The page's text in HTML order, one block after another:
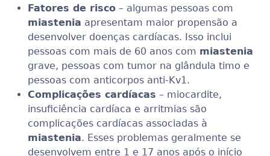
Fatores de risco – algumas pessoas com
miastenia apresentam maior propensão a
desenvolver doenças cardíacas. Isso inclui
pessoas com mais de 60 anos com miastenia
grave, pessoas com tumor na glândula timo e
pessoas com anticorpos anti-Kv1.
Complicações cardíacas – miocardite,
insuficiência cardíaca e arritmias são
complicações cardíacas associadas à
miastenia. Esses problemas geralmente se
desenvolvem entre 1 e 17 anos após o início